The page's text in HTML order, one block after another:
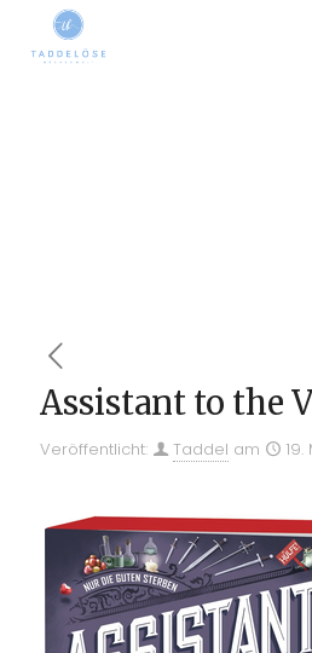
Assistant to the
Veröffentlicht: Taddel am